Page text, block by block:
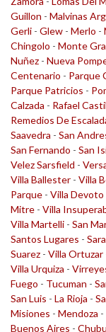
Guillon - Malvinas
Gerli - Glew - Merlo -
Chingolo - Monte
Nuñez - Nueva
Centenario - Parque
Parque Patricios -
Calzada - Rafael
Remedios De
Saavedra - San
San Fernando - San
Velez Sarsfield -
Villa Ballester - Villa
Parque - Villa Devoto
Mitre - Villa
Villa Martelli - San
Santos Lugares -
Suarez - Villa Ortuzar
Villa Urquiza -
Fuego - Tucuman -
San Luis - La Rioja -
Misiones - Mendoza -
Buenos Aires -